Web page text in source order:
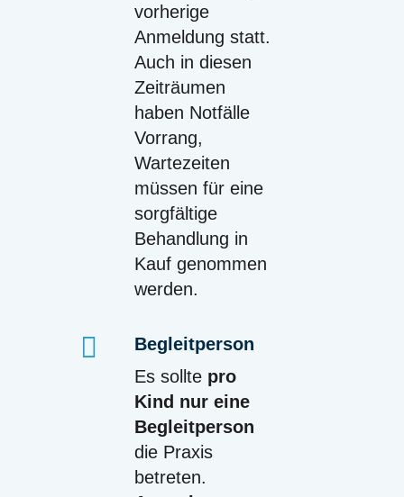
vorherige
Anmeldung statt.
Auch in diesen
Zeiträumen
haben Notfälle
Vorrang,
Wartezeiten
müssen für eine
sorgfältige
Behandlung in
Kauf genommen
werden.
Begleitperson
Es sollte pro
Kind nur eine
Begleitperson
die Praxis
betreten.